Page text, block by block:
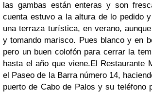
las gambas están enteras y son
cuenta estuvo a la altura de lo pedido
una terraza turística, en verano,
y tomando marisco. Pues blanco y en
pero un buen colofón para cerrar la
hasta el año que viene.El Restaurante
el Paseo de la Barra número 14,
puerto de Cabo de Palos y su teléfono